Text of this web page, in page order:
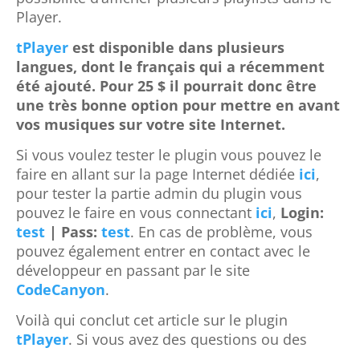
tPlayer
est disponible dans plusieurs
langues, dont le français qui a récemment
été ajouté. Pour 25 $ il pourrait donc être
une très bonne option pour mettre en avant
vos musiques sur votre site Internet.
Si vous voulez tester le plugin vous pouvez le
faire en allant sur la page Internet dédiée
pour tester la partie admin du plugin vous
pouvez le faire en vous connectantici,Login:
test| Pass:test. En cas de problème, vous
pouvez également entrer en contact avec le
développeur en passant par le site
CodeCanyon.
Voilà qui conclut cet article sur le plugin
. Si vous avez des questions ou des
recommandations,n’hésitez pas à m’en faire
part dans l’espace commentaire juste en